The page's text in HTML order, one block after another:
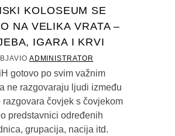
KOLOSEUM SE
NA VELIKA VRATA –
IGARA I KRVI
ADMINISTRATOR
gotovo po svim važnim
ne razgovaraju ljudi između
razgovara čovjek s čovjekom
predstavnici određenih
grupacija, nacija itd.